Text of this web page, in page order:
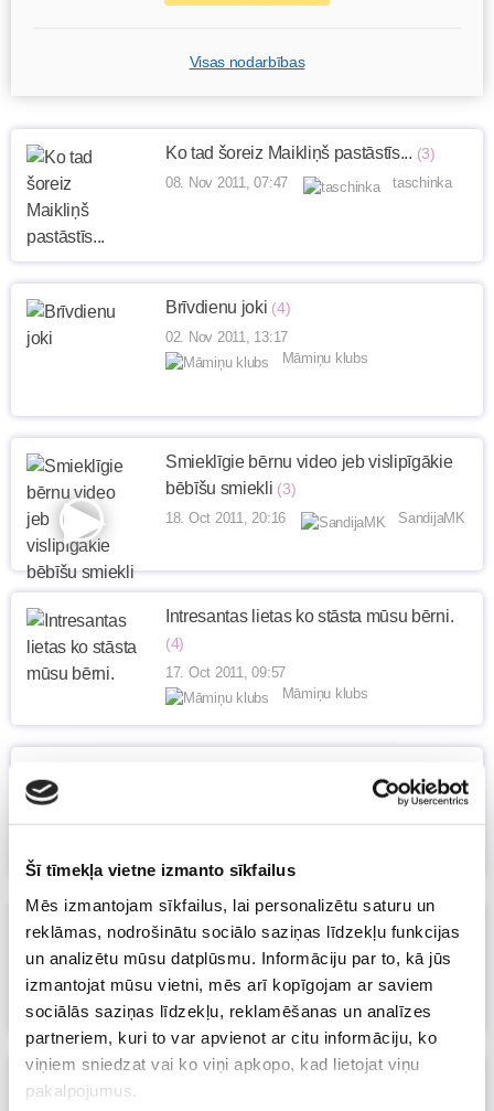
Šī tīmekļa vietne izmanto sīkfailus
Mēs izmantojam sīkfailus, lai personalizētu saturu un
reklāmas, nodrošinātu sociālo saziņas līdzekļu funkcijas
un analizētu mūsu datplūsmu. Informāciju par to, kā jūs
izmantojat mūsu vietni, mēs arī kopīgojam ar saviem
sociālās saziņas līdzekļu, reklamēšanas un analīzes
partneriem, kuri to var apvienot ar citu informāciju, ko
viņiem sniedzat vai ko viņi apkopo, kad lietojat viņu
pakalpojumus.
Visas nodarbības
Ko tad šoreiz Maikliņš pastāstīs... (3)
08. Nov 2011, 07:47 taschinka
Brīvdienu joki (4)
02. Nov 2011, 13:17
Māmiņu klubs
Smieklīgie bērnu video jeb vislipīgākie
bēbīšu smiekli (3)
18. Oct 2011, 20:16 SandijaMK
Intresantas lietas ko stāsta mūsu bērni.
(4)
17. Oct 2011, 09:57
Māmiņu klubs
Māmiņu klubs
"Kas tā par šņākoņu?"
19. Sep 2011, 13:56
Māmiņu klubs
Ai, ai, ai, tas nekas!